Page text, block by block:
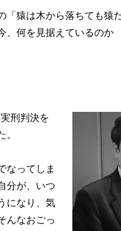
「猿は木から落ちても猿
、何を見据えているのか
刑判決を
なってしま
分が、いつ
になり、気
んなおごっ